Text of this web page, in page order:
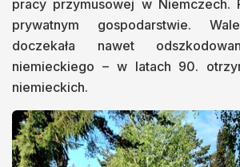
pracy przymusowej w Niemczech.
prywatnym gospodarstwie.
doczekała nawet
niemieckiego – w latach 90.
niemieckich.